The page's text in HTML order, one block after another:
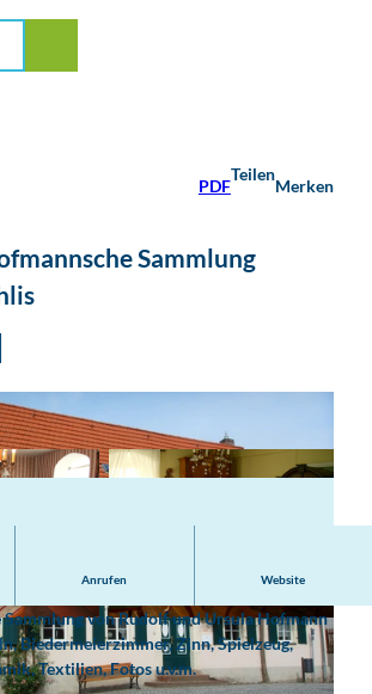
PDF
Teilen
Merken
Sammlung
H
o
f
Anrufen Website
- Stadt Frohburg
von Rudolf und Ursula Hofmann
Biedermeierzimmer, Zinn, Spielzeug,
Textilien, Fotos u.v.m.